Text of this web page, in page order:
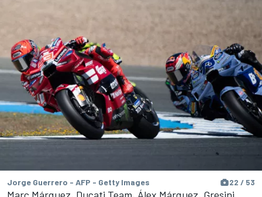
Jorge Guerrero - AFP - Getty Images 22 / 53